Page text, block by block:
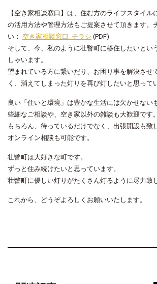
【空き家相談窓口】は、住む方のライフスタイル
の活用方法や管理方法もご提案させて頂きます。
い： 空き家相談窓口_チラシ (PDF)
そして、今、私のように壮瞥町に移住したいとい
しゃいます。
望まれている方に繋いだり、お困り事を解決させ
く、消えてしまった灯りを再び灯したいと思って
良い「住いと環境」は豊かな生活には欠かせない
些細なご相談や、空き家以外の雑談も大歓迎です。
もちろん、待っているだけでなく、出張開設も致
オンライン相談も可能です。
壮瞥町は大好きな町です。
ずっと住み続けたいと思っています。
壮瞥町に優しい灯りがたくさん灯るように尽力致
これから、どうぞよろしくお願いいたします。